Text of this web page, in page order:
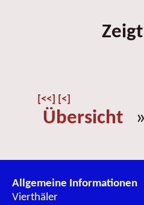
[<<] [<]
Übersicht
Allgemeine Informationen
Vierthäler